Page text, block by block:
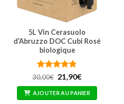
5L Vin Cerasuolo
d’Abruzzo DOC Cubi Rosé
biologique
Note 4.76
30,00€ Le
initial
était :
21,90€Le
actuel
est :
AJOUTER AU PANIER